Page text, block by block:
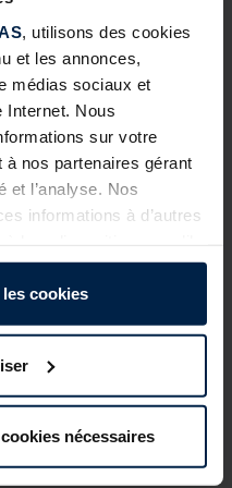
, utilisons des cookies
et les annonces,
médias sociaux et
Internet. Nous
sur votre
nos partenaires gérant
et l’analyse. Nos
informations à d’autres
votre utilisation des
des cookies sur votre
tous les autres types de
votre autorisation. Vous
les cookies sur la
cookies
nécessaires
Clonage d'émetteurs
sur motorisation
10-4
30 juillet 2021
Voir la vidéo